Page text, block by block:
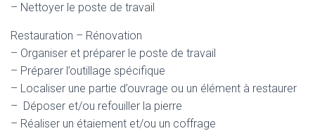
– Nettoyer le poste de travail
Restauration – Rénovation
– Organiser et préparer le poste de travail
– Préparer l’outillage spécifique
– Localiser une partie d’ouvrage ou un élément à restaurer
– Déposer et/ou refouiller la pierre
– Réaliser un étaiement et/ou un coffrage